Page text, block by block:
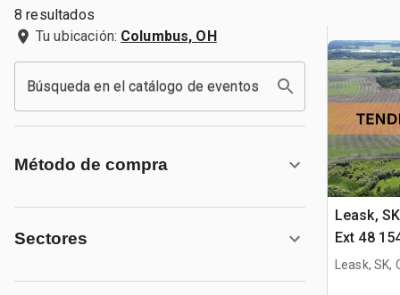
8 resultados
Tu ubicación: Columbus, OH
Búsqueda en el catálogo de eventos
Método de compra
Sectores
Leask,
Ext 48
Title
Leask, SK,